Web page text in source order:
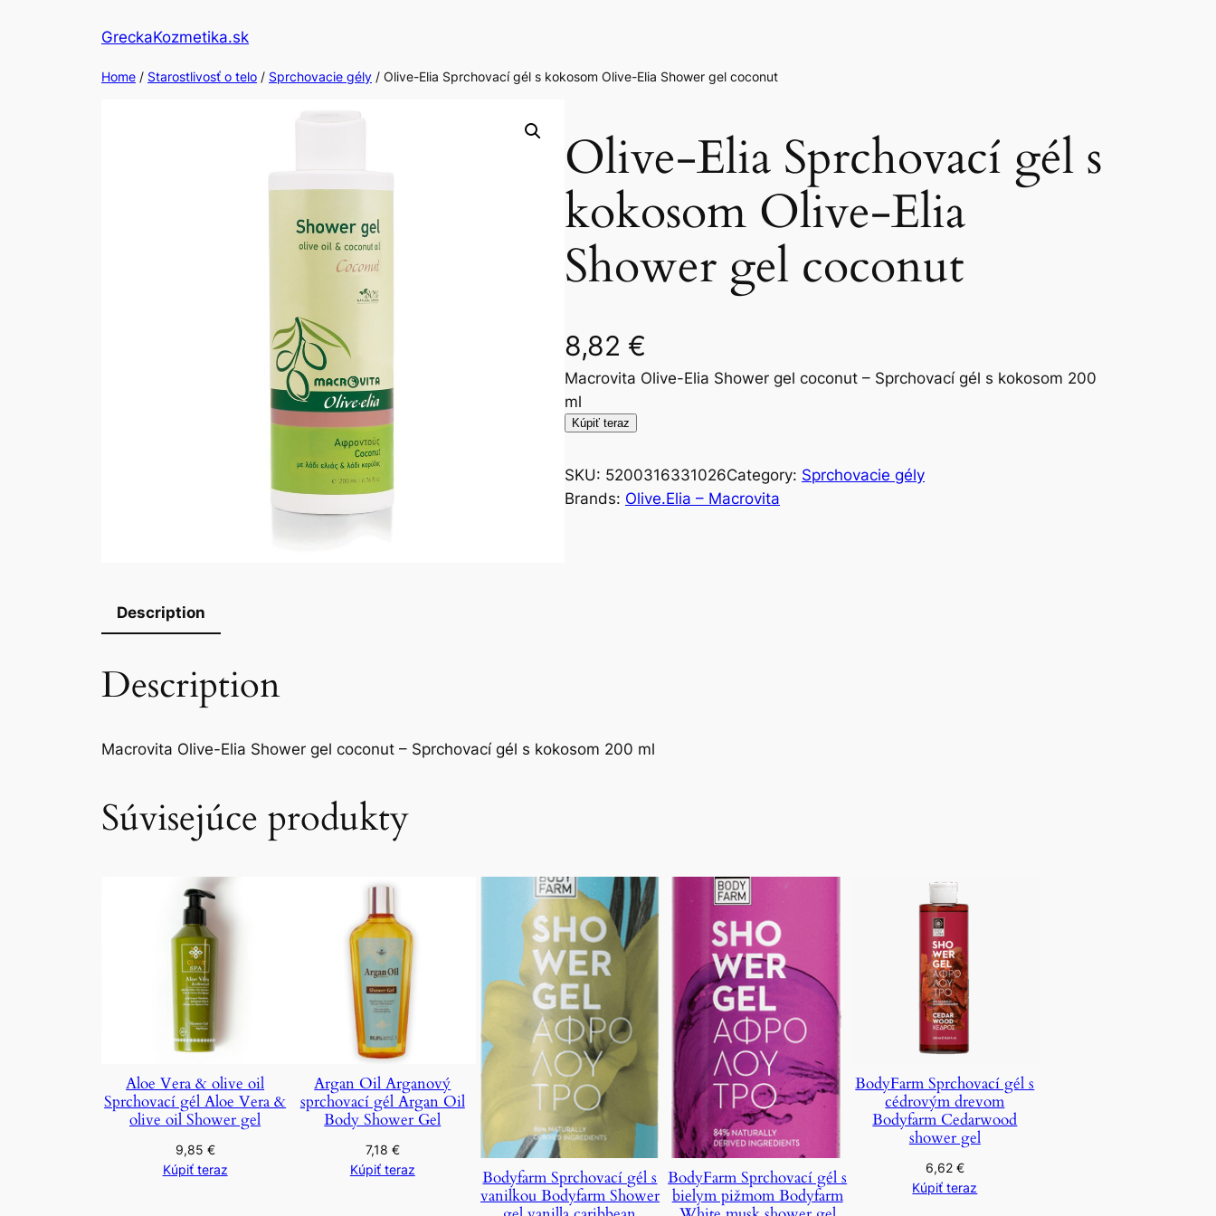
GreckaKozmetika.sk
Home / Starostlivosť o telo / Sprchovacie gély / Olive-Elia Sprchovací gél s kokosom Olive-Elia Shower gel coconut
Olive-Elia Sprchovací gél s
kokosom Olive-Elia
Shower gel coconut
8,82 €
Macrovita Olive-Elia Shower gel coconut – Sprchovací gél s kokosom 200
ml
Kúpiť teraz
SKU: 5200316331026Category: Sprchovacie gély
Brands: Olive.Elia – Macrovita
Description
Description
Macrovita Olive-Elia Shower gel coconut – Sprchovací gél s kokosom 200 ml
Súvisejúce produkty
Aloe Vera & olive oil
Sprchovací gél Aloe Vera &
olive oil Shower gel
9,85 €
Kúpiť teraz
Argan Oil Arganový
sprchovací gél Argan Oil
Body Shower Gel
7,18 €
Kúpiť teraz
Bodyfarm Sprchovací gél s
vanilkou Bodyfarm Shower
BodyFarm Sprchovací gél s
bielym pižmom Bodyfarm
BodyFarm Sprchovací gél s
cédrovým drevom
Bodyfarm Cedarwood
shower gel
6,62 €
Kúpiť teraz